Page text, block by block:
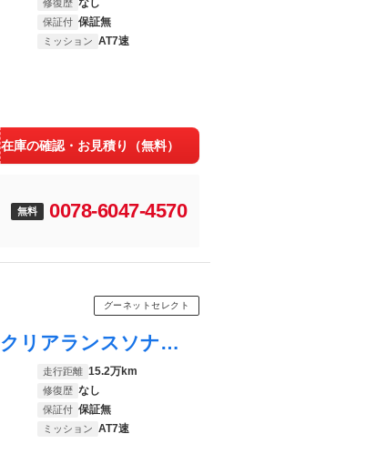
修復歴 なし
保証付 保証無
ミッション AT7速
在庫の確認・お見積り（無料）
無料 0078-6047-4570
グーネットセレクト
Ｅクラス Ｅ３５０ アバンギャルド ＥＴＣ クリアランスソナー オートクルーズコントロール ＴＶ アルミホイール ＨＩＤ サンルーフ ＡＴ シートヒーター 盗難防止システム パワーシート ＣＤ 記録簿 ＡＢＳ ＥＳＣ エアコン
走行距離 15.2万km
修復歴 なし
保証付 保証無
ミッション AT7速